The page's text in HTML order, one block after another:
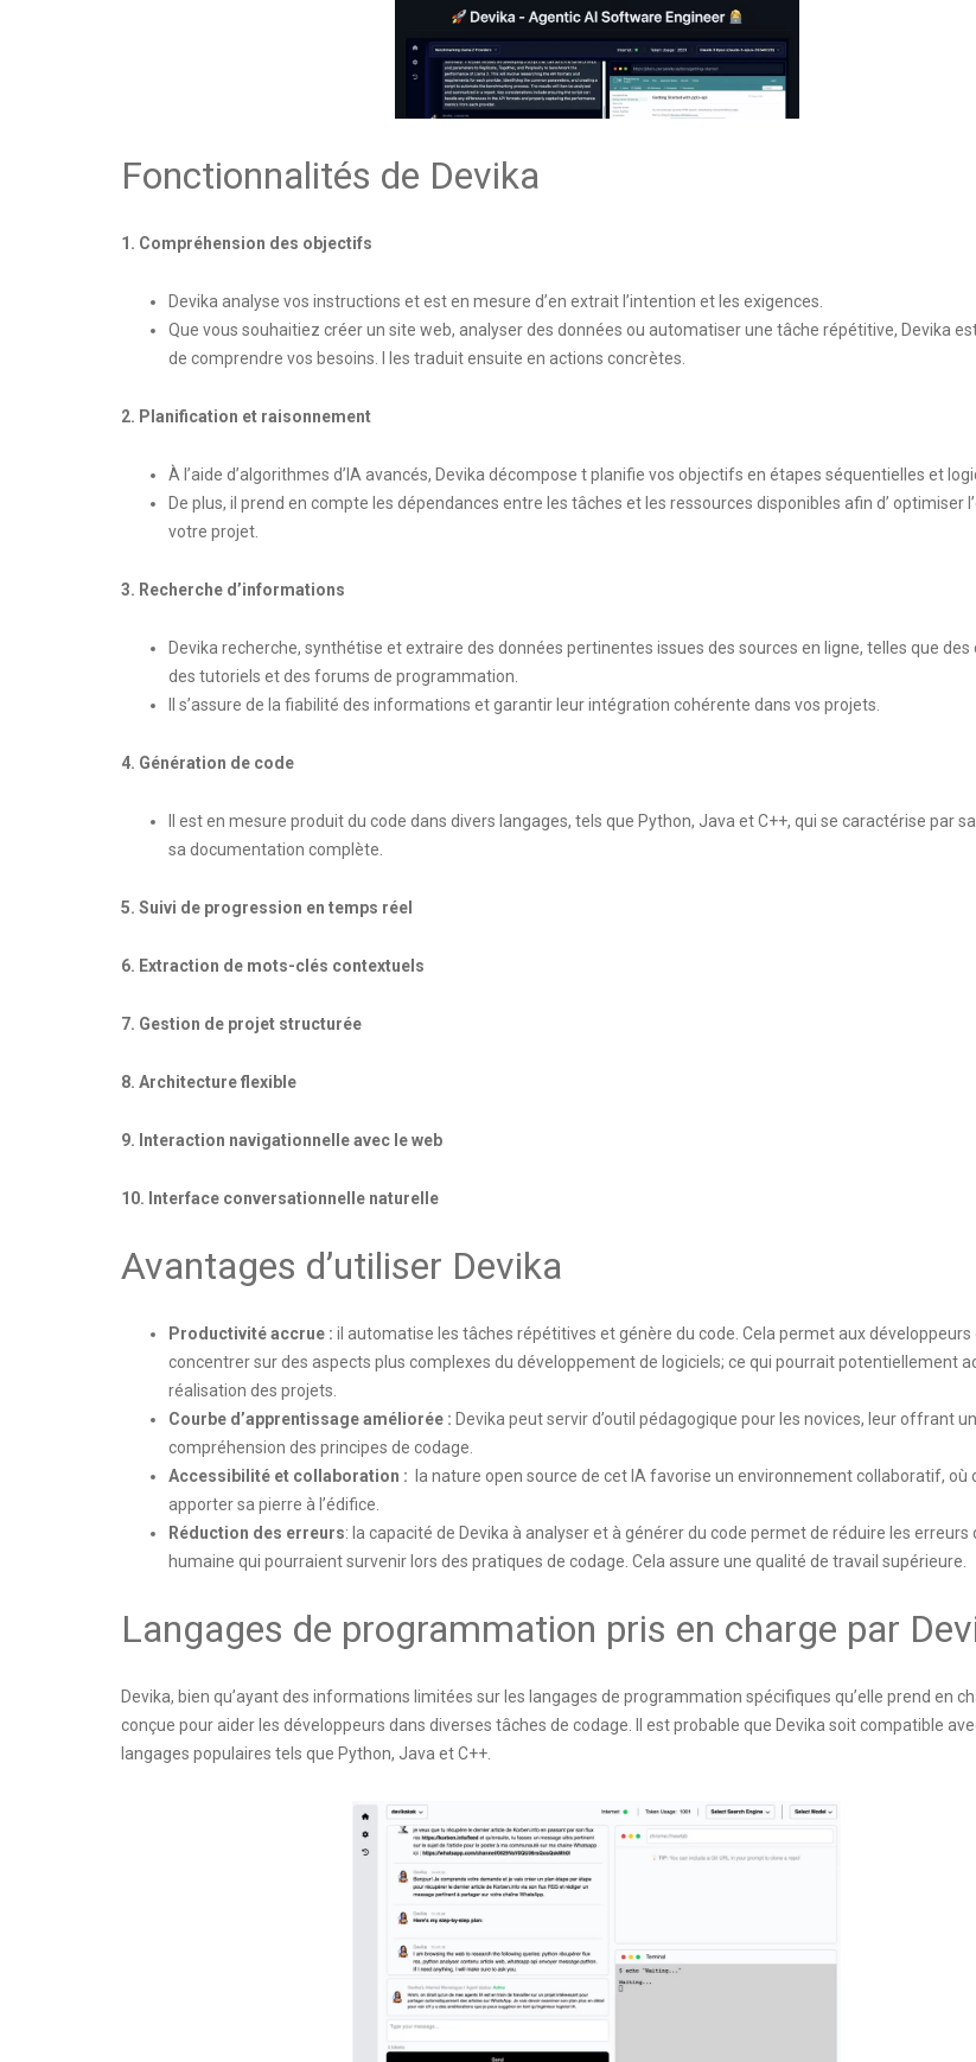
Fonctionnalités de Devika
1. Compréhension des objectifs
Devika analyse vos instructions et est en mesure d’en extrait l’intention et les exigences.
Que vous souhaitiez créer un site web, analyser des données ou automatiser une tâche répétitive, Devika
de comprendre vos besoins. l les traduit ensuite en actions concrètes.
2. Planification et raisonnement
À l’aide d’algorithmes d’IA avancés, Devika décompose t planifie vos objectifs en étapes séquentielles et
De plus, il prend en compte les dépendances entre les tâches et les ressources disponibles afin d’ optimiser
votre projet.
3. Recherche d’informations
Devika recherche, synthétise et extraire des données pertinentes issues des sources en ligne, telles que des
des tutoriels et des forums de programmation.
Il s’assure de la fiabilité des informations et garantir leur intégration cohérente dans vos projets.
4. Génération de code
Il est en mesure produit du code dans divers langages, tels que Python, Java et C++, qui se caractérise par
sa documentation complète.
5. Suivi de progression en temps réel
6. Extraction de mots-clés contextuels
7. Gestion de projet structurée
8. Architecture flexible
9. Interaction navigationnelle avec le web
10. Interface conversationnelle naturelle
Avantages d’utiliser Devika
Productivité accrue : il automatise les tâches répétitives et génère du code. Cela permet aux développeurs
concentrer sur des aspects plus complexes du développement de logiciels; ce qui pourrait potentiellement
réalisation des projets.
Courbe d’apprentissage améliorée : Devika peut servir d’outil pédagogique pour les novices, leur offrant
compréhension des principes de codage.
Accessibilité et collaboration : la nature open source de cet IA favorise un environnement collaboratif, où
apporter sa pierre à l’édifice.
Réduction des erreurs: la capacité de Devika à analyser et à générer du code permet de réduire les erreurs
humaine qui pourraient survenir lors des pratiques de codage. Cela assure une qualité de travail supérieure.
Langages de programmation pris en charge par
Devika, bien qu’ayant des informations limitées sur les langages de programmation spécifiques qu’elle prend en
conçue pour aider les développeurs dans diverses tâches de codage. Il est probable que Devika soit compatible
langages populaires tels que Python, Java et C++.